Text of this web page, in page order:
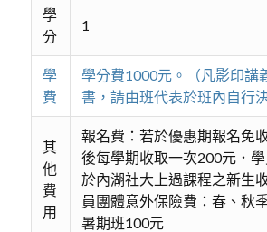
學
分
1
學
費
學分費1000元。（凡影印講
書，請由班代表於班內自行決
其
他
費
用
報名費：若於優惠期報名免
後每學期收取一次200元．
於內湖社大上過課程之新生
員團體意外保險費：春、秋
暑期班100元